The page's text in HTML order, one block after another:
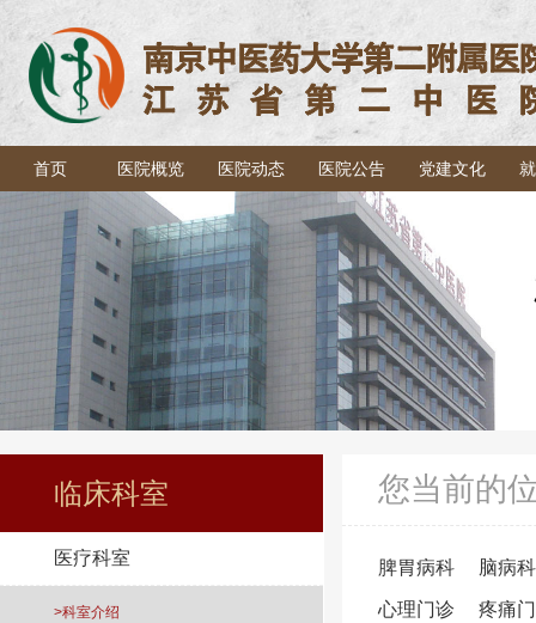
首页 医院概览 医院动态 医院公告 党建文化
临床科室
医疗科室
>科室介绍
您当前的
脾胃病科 脑病科
心理门诊 疼痛